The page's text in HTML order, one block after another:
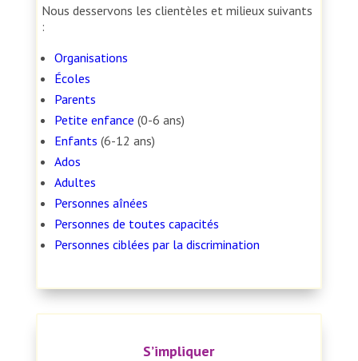
Nous desservons les clientèles et milieux suivants
:
Organisations
Écoles
Parents
Petite enfance (0-6 ans)
Enfants (6-12 ans)
Ados
Adultes
Personnes aînées
Personnes de toutes capacités
Personnes ciblées par la discrimination
S’impliquer